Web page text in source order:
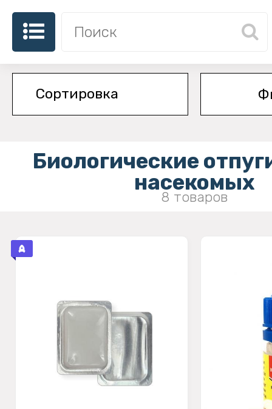
Биологические
насекомых
8 товаров